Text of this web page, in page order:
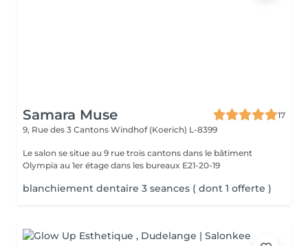
Samara Muse
17
9, Rue des 3 Cantons Windhof (Koerich) L-8399
Le salon se situe au 9 rue trois cantons dans le bâtiment
Olympia au 1er étage dans les bureaux E21-20-19
blanchiement dentaire 3 seances ( dont 1 offerte )